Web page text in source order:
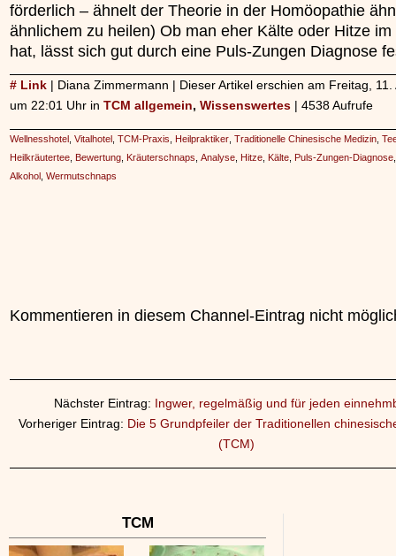
förderlich – ähnelt der Theorie in der Homöopathie
ähnlichem zu heilen) Ob man eher Kälte oder Hitze im
hat, lässt sich gut durch eine Puls-Zungen Diagnose
# Link | Diana Zimmermann | Dieser Artikel erschien am Freitag, 11.
um 22:01 Uhr in TCM allgemein, Wissenswertes | 4538 Aufrufe
Wellnesshotel Vitalhotel TCM-Praxis Heilpraktiker Traditionelle Chinesische Medizin
Heilkräutertee Bewertung Kräuterschnaps Analyse Hitze Kälte Puls-Zungen-Diagnose
Alkohol Wermutschnaps
Kommentieren in diesem Channel-Eintrag nicht
Nächster Eintrag: Ingwer, regelmäßig und für jeden
Vorheriger Eintrag: Die 5 Grundpfeiler der Traditionellen
(TCM)
TCM